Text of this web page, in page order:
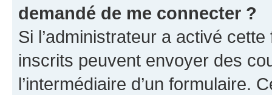
demandé de me connecter ?
Si l’administrateur a activé
inscrits peuvent envoyer des
l’intermédiaire d’un formulaire.